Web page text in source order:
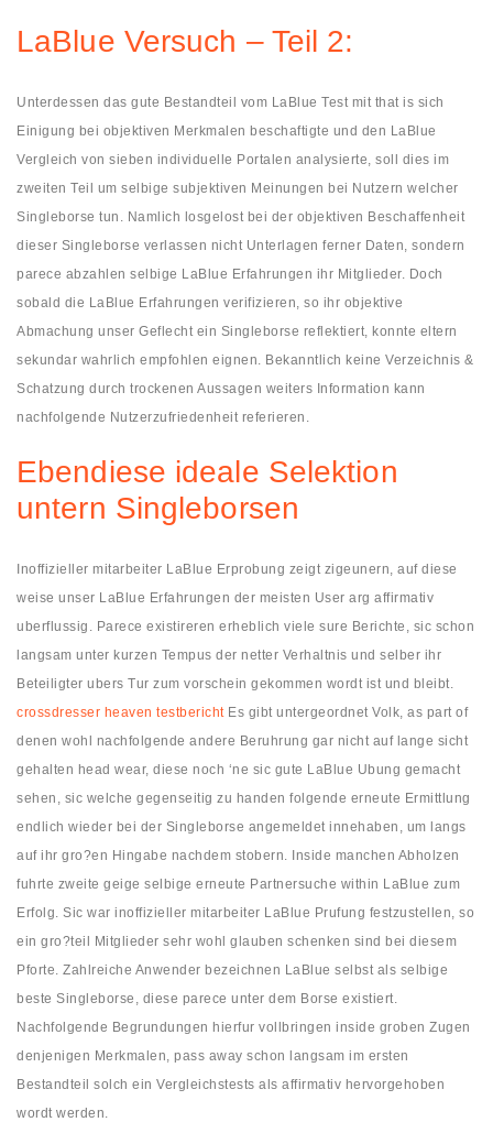
LaBlue Versuch – Teil 2:
Unterdessen das gute Bestandteil vom LaBlue Test mit that is sich
Einigung bei objektiven Merkmalen beschaftigte und den LaBlue
Vergleich von sieben individuelle Portalen analysierte, soll dies im
zweiten Teil um selbige subjektiven Meinungen bei Nutzern welcher
Singleborse tun. Namlich losgelost bei der objektiven Beschaffenheit
dieser Singleborse verlassen nicht Unterlagen ferner Daten, sondern
parece abzahlen selbige LaBlue Erfahrungen ihr Mitglieder. Doch
sobald die LaBlue Erfahrungen verifizieren, so ihr objektive
Abmachung unser Geflecht ein Singleborse reflektiert, konnte eltern
sekundar wahrlich empfohlen eignen. Bekanntlich keine Verzeichnis &
Schatzung durch trockenen Aussagen weiters Information kann
nachfolgende Nutzerzufriedenheit referieren.
Ebendiese ideale Selektion
untern Singleborsen
Inoffizieller mitarbeiter LaBlue Erprobung zeigt zigeunern, auf diese
weise unser LaBlue Erfahrungen der meisten User arg affirmativ
uberflussig. Parece existireren erheblich viele sure Berichte, sic schon
langsam unter kurzen Tempus der netter Verhaltnis und selber ihr
Beteiligter ubers Tur zum vorschein gekommen wordt ist und bleibt.
crossdresser heaven testberichtEs gibt untergeordnet Volk, as part of
denen wohl nachfolgende andere Beruhrung gar nicht auf lange sicht
gehalten head wear, diese noch ‘ne sic gute LaBlue Ubung gemacht
sehen, sic welche gegenseitig zu handen folgende erneute Ermittlung
endlich wieder bei der Singleborse angemeldet innehaben, um langs
auf ihr gro?en Hingabe nachdem stobern. Inside manchen Abholzen
fuhrte zweite geige selbige erneute Partnersuche within LaBlue zum
Erfolg. Sic war inoffizieller mitarbeiter LaBlue Prufung festzustellen, so
ein gro?teil Mitglieder sehr wohl glauben schenken sind bei diesem
Pforte. Zahlreiche Anwender bezeichnen LaBlue selbst als selbige
beste Singleborse, diese parece unter dem Borse existiert.
Nachfolgende Begrundungen hierfur vollbringen inside groben Zugen
denjenigen Merkmalen, pass away schon langsam im ersten
Bestandteil solch ein Vergleichstests als affirmativ hervorgehoben
wordt werden.